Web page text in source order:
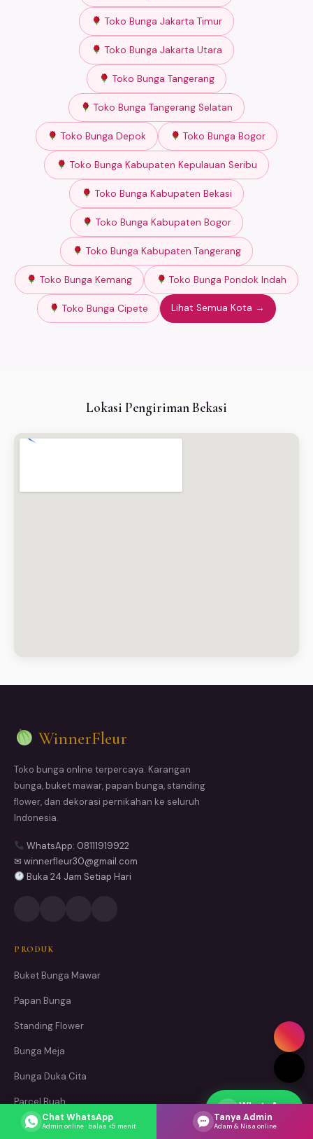
Toko Bunga Jakarta Timur
Toko Bunga Jakarta Utara
Toko Bunga Tangerang
Toko Bunga Tangerang Selatan
Toko Bunga Depok Toko Bunga Bogor
Toko Bunga Kabupaten Kepulauan Seribu
Toko Bunga Kabupaten Bekasi
Toko Bunga Kabupaten Bogor
Toko Bunga Kabupaten Tangerang
Toko Bunga Kemang Toko Bunga Pondok Indah
Toko Bunga Cipete Lihat Semua Kota →
Lokasi Pengiriman Bekasi
WinnerFleur
Toko bunga online terpercaya. Karangan
bunga, buket mawar, papan bunga, standing
flower, dan dekorasi pernikahan ke seluruh
Indonesia.
WhatsApp: 08111919922
✉ winnerfleur30@gmail.com
Buka 24 Jam Setiap Hari
PRODUK
Buket Bunga Mawar
Papan Bunga
Standing Flower
Bunga Meja
Bunga Duka Cita
Parcel Buah
Dekorasi Bunga
WhatsApp
Respons cepat
Chat WhatsApp
Admin online · balas <5 menit
Tanya Admin
Adam & Nisa online